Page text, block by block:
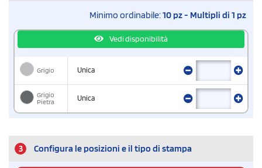
Minimo ordinabile:10 pz - Multipli di 1 pz
Vedi disponibilità
Grigio Unica
Grigio
Pietra
Unica
3 Configura le posizioni e il tipo di stampa